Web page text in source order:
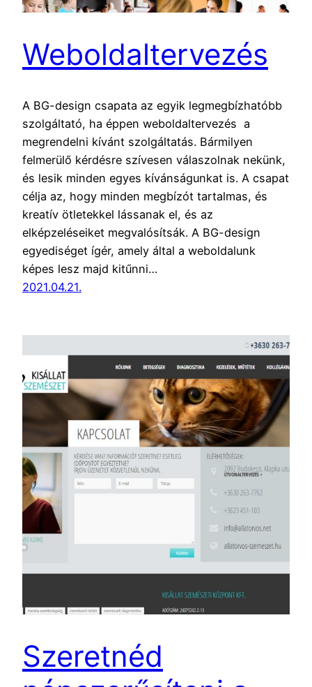
Weboldaltervezés
A BG-design csapata az egyik legmegbízhatóbb
szolgáltató, ha éppen weboldaltervezés a
megrendelni kívánt szolgáltatás. Bármilyen
felmerülő kérdésre szívesen válaszolnak nekünk,
és lesik minden egyes kívánságunkat is. A csapat
célja az, hogy minden megbízót tartalmas, és
kreatív ötletekkel lássanak el, és az
elképzeléseiket megvalósítsák. A BG-design
egyediséget ígér, amely által a weboldalunk
képes lesz majd kitűnni…
2021.04.21.
Szeretnéd